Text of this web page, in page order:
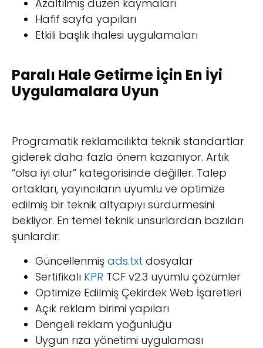
Azaltılmış düzen kaymaları
Hafif sayfa yapıları
Etkili başlık ihalesi uygulamaları
Paralı Hale Getirme İçin En İyi
Uygulamalara Uyun
Programatik reklamcılıkta teknik standartlar
giderek daha fazla önem kazanıyor. Artık
“olsa iyi olur” kategorisinde değiller. Talep
ortakları, yayıncıların uyumlu ve optimize
edilmiş bir teknik altyapıyı sürdürmesini
bekliyor. En temel teknik unsurlardan bazıları
şunlardır:
Güncellenmiş ads.txt dosyalar
Sertifikalı KPR TCF v2.3 uyumlu çözümler
Optimize Edilmiş Çekirdek Web İşaretleri
Açık reklam birimi yapıları
Dengeli reklam yoğunluğu
Uygun rıza yönetimi uygulaması